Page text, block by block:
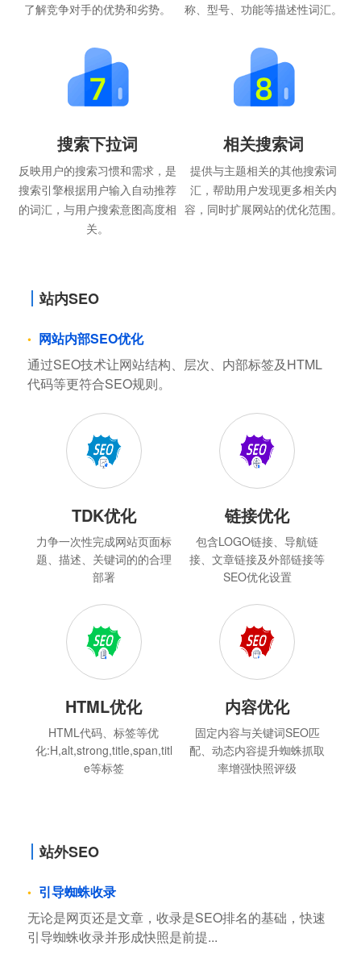
了解竞争对手的优势和劣势。
称、型号、功能等描述性词汇。
搜索下拉词
反映用户的搜索习惯和需求，是
搜索引擎根据用户输入自动推荐
的词汇，与用户搜索意图高度相
关。
相关搜索词
提供与主题相关的其他搜索词
汇，帮助用户发现更多相关内
容，同时扩展网站的优化范围。
站内SEO
网站内部SEO优化
通过SEO技术让网站结构、层次、内部标签及HTML
代码等更符合SEO规则。
TDK优化
力争一次性完成网站页面标
题、描述、关键词的的合理
部署
链接优化
包含LOGO链接、导航链
接、文章链接及外部链接等
SEO优化设置
HTML优化
HTML代码、标签等优
化:H,alt,strong,title,span,titl
e等标签
内容优化
固定内容与关键词SEO匹
配、动态内容提升蜘蛛抓取
率增强快照评级
站外SEO
引导蜘蛛收录
无论是网页还是文章，收录是SEO排名的基础，快速
引导蜘蛛收录并形成快照是前提...